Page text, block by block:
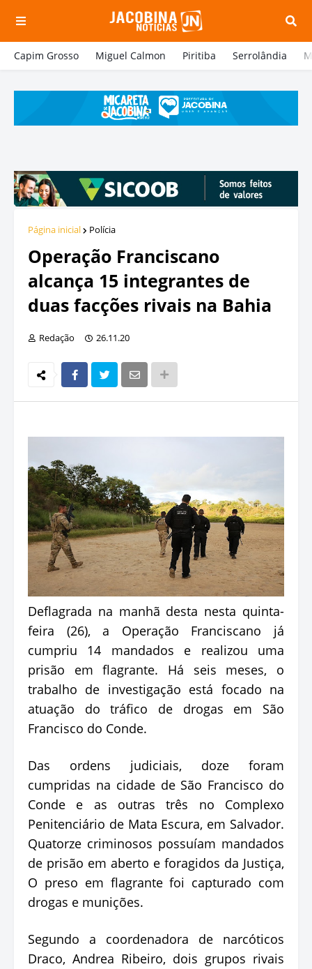
Capim Grosso Miguel Calmon Piritiba Serrolândia
Página inicial Polícia
Operação Franciscano
alcança 15 integrantes de
duas facções rivais na Bahia
Redação 26.11.20
Deflagrada na manhã desta nesta quinta-
feira (26), a Operação Franciscano já
cumpriu 14 mandados e realizou uma
prisão em flagrante. Há seis meses, o
trabalho de investigação está focado na
atuação do tráfico de drogas em São
Francisco do Conde.
Das ordens judiciais, doze foram
cumpridas na cidade de São Francisco do
Conde e as outras três no Complexo
Penitenciário de Mata Escura, em Salvador.
Quatorze criminosos possuíam mandados
de prisão em aberto e foragidos da Justiça,
O preso em flagrante foi capturado com
drogas e munições.
Segundo a coordenadora de narcóticos
Draco, Andrea Ribeiro, dois grupos rivais